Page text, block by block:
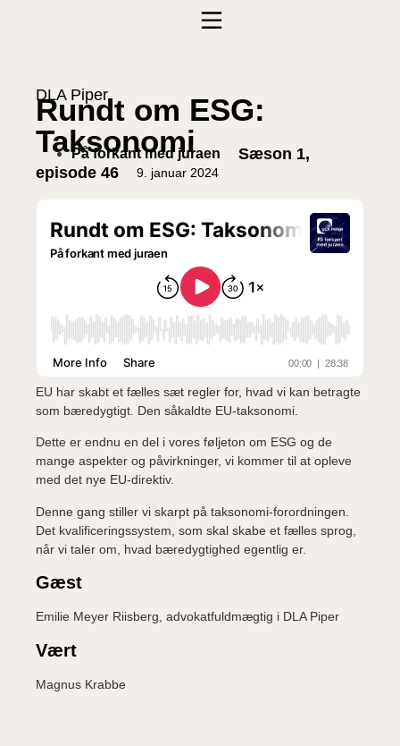
DLA Piper
Rundt om ESG:
Taksonomi
På forkant med juraen
Sæson 1,
episode 46
9. januar 2024
EU har skabt et fælles sæt regler for, hvad vi kan betragte
som bæredygtigt. Den såkaldte EU-taksonomi.
Dette er endnu en del i vores føljeton om ESG og de
mange aspekter og påvirkninger, vi kommer til at opleve
med det nye EU-direktiv.
Denne gang stiller vi skarpt på taksonomi-forordningen.
Det kvalificeringssystem, som skal skabe et fælles sprog,
når vi taler om, hvad bæredygtighed egentlig er.
Gæst
Emilie Meyer Riisberg, advokatfuldmægtig i DLA Piper
Vært
Magnus Krabbe